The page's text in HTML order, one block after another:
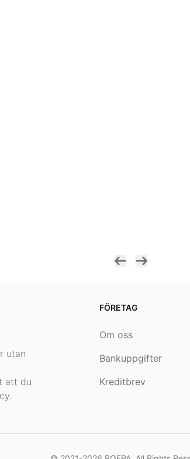
utan
att du
FÖRETAG
Om oss
Bankuppgifter
Kreditbrev